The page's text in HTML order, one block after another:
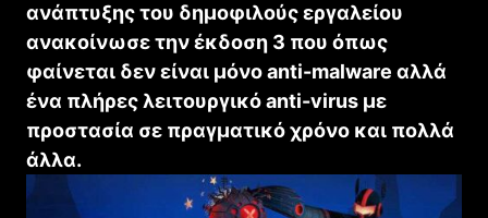
ανάπτυξης του δημοφιλούς εργαλείου
ανακοίνωσε την έκδοση 3 που όπως
φαίνεται δεν είναι μόνο anti-malware αλλά
ένα πλήρες λειτουργικό anti-virus με
προστασία σε πραγματικό χρόνο και πολλά
άλλα.